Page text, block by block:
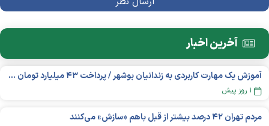
آخرین اخبار
آموزش یک مهارت کاربردی به زندانیان بوشهر / پرداخت ۴۳ میلیارد تومان تسهیلات خوداشتغالی
۱ روز پیش
مردم تهران ۴۲ درصد بیشتر از قبل باهم «سازش» می‌کنند